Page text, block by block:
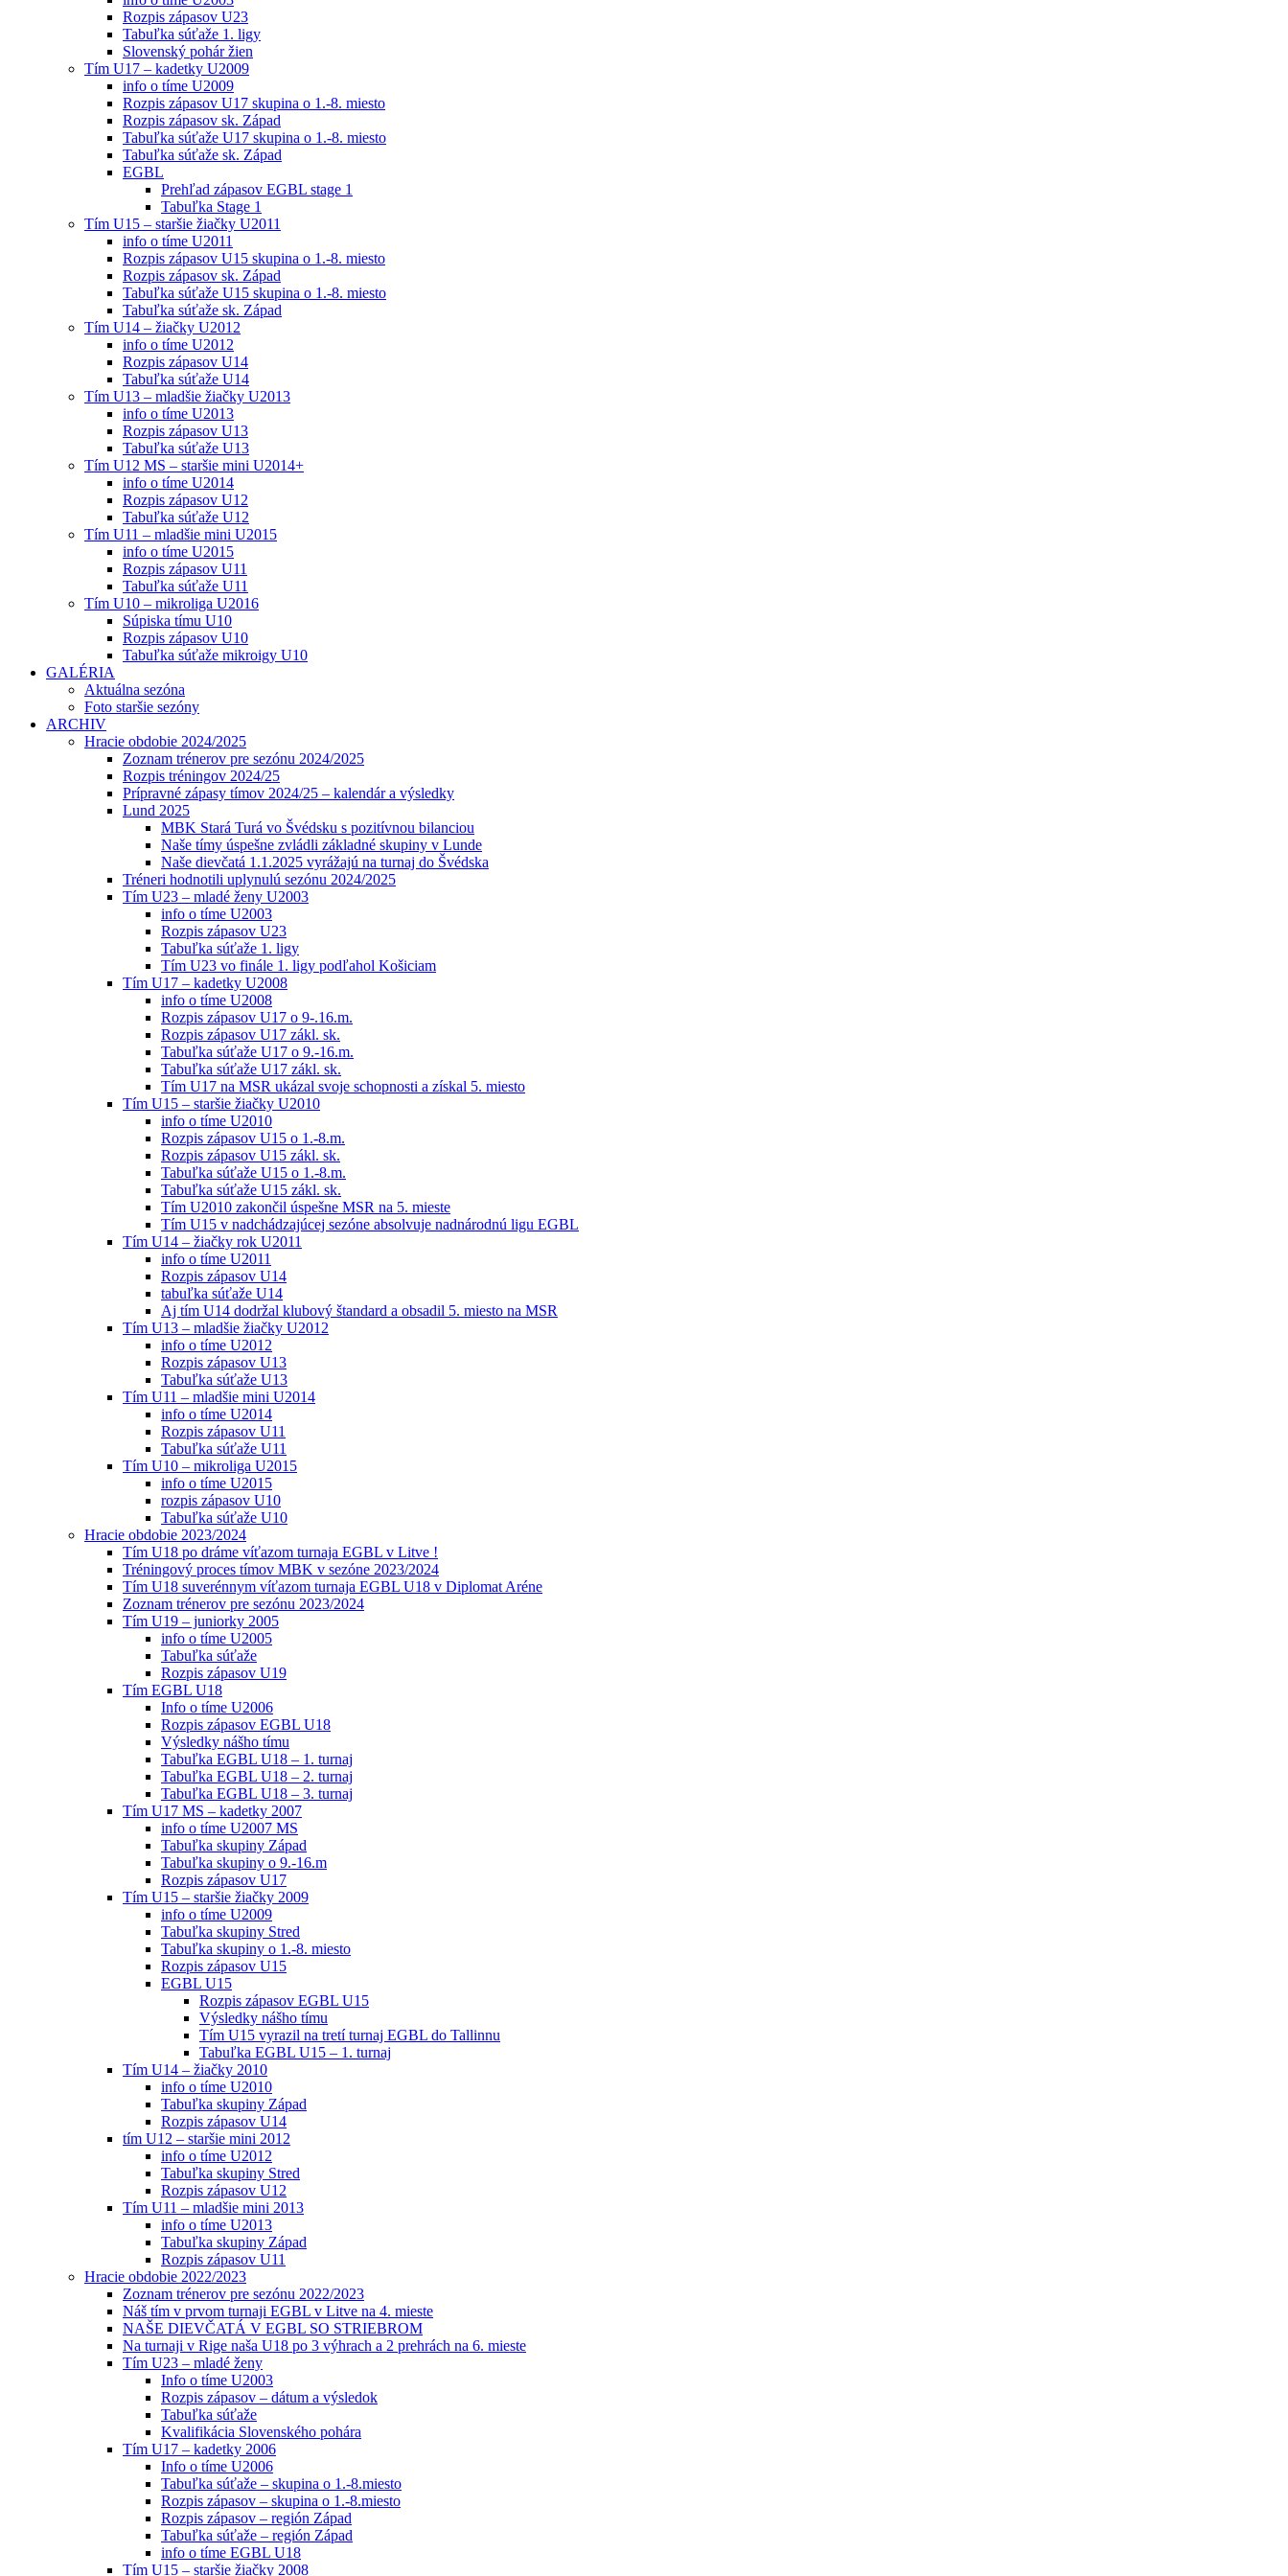
Rozpis zápasov U23
Tabuľka súťaže 1. ligy
Slovenský pohár žien
Tím U17 – kadetky U2009
info o tíme U2009
Rozpis zápasov U17 skupina o 1.-8. miesto
Rozpis zápasov sk. Západ
Tabuľka súťaže U17 skupina o 1.-8. miesto
Tabuľka súťaže sk. Západ
EGBL
Prehľad zápasov EGBL stage 1
Tabuľka Stage 1
Tím U15 – staršie žiačky U2011
info o tíme U2011
Rozpis zápasov U15 skupina o 1.-8. miesto
Rozpis zápasov sk. Západ
Tabuľka súťaže U15 skupina o 1.-8. miesto
Tabuľka súťaže sk. Západ
Tím U14 – žiačky U2012
info o tíme U2012
Rozpis zápasov U14
Tabuľka súťaže U14
Tím U13 – mladšie žiačky U2013
info o tíme U2013
Rozpis zápasov U13
Tabuľka súťaže U13
Tím U12 MS – staršie mini U2014+
info o tíme U2014
Rozpis zápasov U12
Tabuľka súťaže U12
Tím U11 – mladšie mini U2015
info o tíme U2015
Rozpis zápasov U11
Tabuľka súťaže U11
Tím U10 – mikroliga U2016
Súpiska tímu U10
Rozpis zápasov U10
Tabuľka súťaže mikroigy U10
GALÉRIA
Aktuálna sezóna
Foto staršie sezóny
ARCHIV
Hracie obdobie 2024/2025
Zoznam trénerov pre sezónu 2024/2025
Rozpis tréningov 2024/25
Prípravné zápasy tímov 2024/25 – kalendár a výsledky
Lund 2025
MBK Stará Turá vo Švédsku s pozitívnou bilanciou
Naše tímy úspešne zvládli základné skupiny v Lunde
Naše dievčatá 1.1.2025 vyrážajú na turnaj do Švédska
Tréneri hodnotili uplynulú sezónu 2024/2025
Tím U23 – mladé ženy U2003
info o tíme U2003
Rozpis zápasov U23
Tabuľka súťaže 1. ligy
Tím U23 vo finále 1. ligy podľahol Košiciam
Tím U17 – kadetky U2008
info o tíme U2008
Rozpis zápasov U17 o 9-.16.m.
Rozpis zápasov U17 zákl. sk.
Tabuľka súťaže U17 o 9.-16.m.
Tabuľka súťaže U17 zákl. sk.
Tím U17 na MSR ukázal svoje schopnosti a získal 5. miesto
Tím U15 – staršie žiačky U2010
info o tíme U2010
Rozpis zápasov U15 o 1.-8.m.
Rozpis zápasov U15 zákl. sk.
Tabuľka súťaže U15 o 1.-8.m.
Tabuľka súťaže U15 zákl. sk.
Tím U2010 zakončil úspešne MSR na 5. mieste
Tím U15 v nadchádzajúcej sezóne absolvuje nadnárodnú ligu EGBL
Tím U14 – žiačky rok U2011
info o tíme U2011
Rozpis zápasov U14
tabuľka súťaže U14
Aj tím U14 dodržal klubový štandard a obsadil 5. miesto na MSR
Tím U13 – mladšie žiačky U2012
info o tíme U2012
Rozpis zápasov U13
Tabuľka súťaže U13
Tím U11 – mladšie mini U2014
info o tíme U2014
Rozpis zápasov U11
Tabuľka súťaže U11
Tím U10 – mikroliga U2015
info o tíme U2015
rozpis zápasov U10
Tabuľka súťaže U10
Hracie obdobie 2023/2024
Tím U18 po dráme víťazom turnaja EGBL v Litve !
Tréningový proces tímov MBK v sezóne 2023/2024
Tím U18 suverénnym víťazom turnaja EGBL U18 v Diplomat Aréne
Zoznam trénerov pre sezónu 2023/2024
Tím U19 – juniorky 2005
info o tíme U2005
Tabuľka súťaže
Rozpis zápasov U19
Tím EGBL U18
Info o tíme U2006
Rozpis zápasov EGBL U18
Výsledky nášho tímu
Tabuľka EGBL U18 – 1. turnaj
Tabuľka EGBL U18 – 2. turnaj
Tabuľka EGBL U18 – 3. turnaj
Tím U17 MS – kadetky 2007
info o tíme U2007 MS
Tabuľka skupiny Západ
Tabuľka skupiny o 9.-16.m
Rozpis zápasov U17
Tím U15 – staršie žiačky 2009
info o tíme U2009
Tabuľka skupiny Stred
Tabuľka skupiny o 1.-8. miesto
Rozpis zápasov U15
EGBL U15
Rozpis zápasov EGBL U15
Výsledky nášho tímu
Tím U15 vyrazil na tretí turnaj EGBL do Tallinnu
Tabuľka EGBL U15 – 1. turnaj
Tím U14 – žiačky 2010
info o tíme U2010
Tabuľka skupiny Západ
Rozpis zápasov U14
tím U12 – staršie mini 2012
info o tíme U2012
Tabuľka skupiny Stred
Rozpis zápasov U12
Tím U11 – mladšie mini 2013
info o tíme U2013
Tabuľka skupiny Západ
Rozpis zápasov U11
Hracie obdobie 2022/2023
Zoznam trénerov pre sezónu 2022/2023
Náš tím v prvom turnaji EGBL v Litve na 4. mieste
NAŠE DIEVČATÁ V EGBL SO STRIEBROM
Na turnaji v Rige naša U18 po 3 výhrach a 2 prehrách na 6. mieste
Tím U23 – mladé ženy
Info o tíme U2003
Rozpis zápasov – dátum a výsledok
Tabuľka súťaže
Kvalifikácia Slovenského pohára
Tím U17 – kadetky 2006
Info o tíme U2006
Tabuľka súťaže – skupina o 1.-8.miesto
Rozpis zápasov – skupina o 1.-8.miesto
Rozpis zápasov – región Západ
Tabuľka súťaže – región Západ
info o tíme EGBL U18
Tím U15 – staršie žiačky 2008